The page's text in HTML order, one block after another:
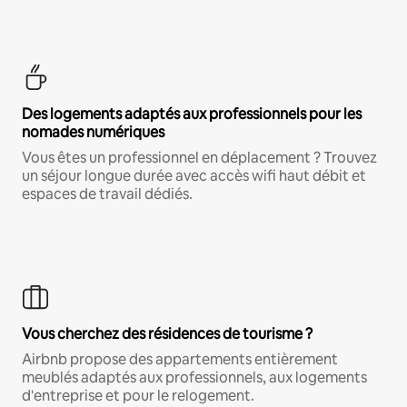
Des logements adaptés aux professionnels pour les
nomades numériques
Vous êtes un professionnel en déplacement ? Trouvez
un séjour longue durée avec accès wifi haut débit et
espaces de travail dédiés.
Vous cherchez des résidences de tourisme ?
Airbnb propose des appartements entièrement
meublés adaptés aux professionnels, aux logements
d'entreprise et pour le relogement.